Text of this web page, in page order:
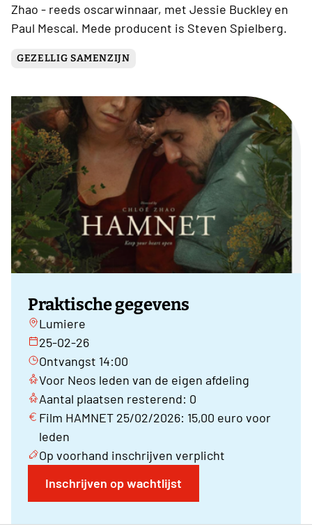
Zhao - reeds oscarwinnaar, met Jessie Buckley en
Paul Mescal. Mede producent is Steven Spielberg.
GEZELLIG SAMENZIJN
Praktische gegevens
Lumiere
25-02-26
Ontvangst 14:00
Voor Neos leden van de eigen afdeling
Aantal plaatsen resterend: 0
Film HAMNET 25/02/2026: 15,00 euro voor
leden
Op voorhand inschrijven verplicht
Inschrijven op wachtlijst